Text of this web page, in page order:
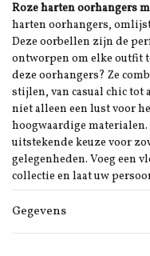
Roze harten oorhangers
harten oorhangers,
Deze oorbellen zijn de
ontworpen om elke outfit
deze oorhangers? Ze
stijlen, van casual chic tot
niet alleen een lust voor
hoogwaardige
uitstekende keuze voor
gelegenheden. Voeg een
collectie en laat uw
Gegevens